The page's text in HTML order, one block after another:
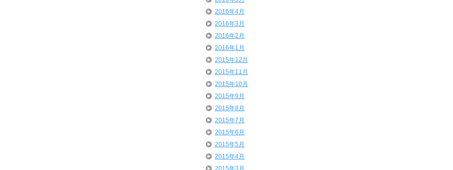
2016年4月
2016年3月
2016年2月
2016年1月
2015年12月
2015年11月
2015年10月
2015年9月
2015年8月
2015年7月
2015年6月
2015年5月
2015年4月